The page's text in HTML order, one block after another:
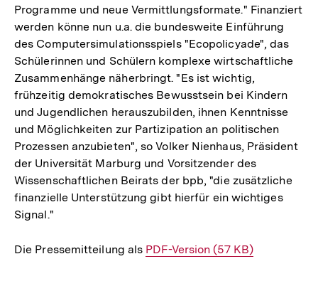
Programme und neue Vermittlungsformate." Finanziert
werden könne nun u.a. die bundesweite Einführung
des Computersimulationsspiels "Ecopolicyade", das
Schülerinnen und Schülern komplexe wirtschaftliche
Zusammenhänge näherbringt. "Es ist wichtig,
frühzeitig demokratisches Bewusstsein bei Kindern
und Jugendlichen herauszubilden, ihnen Kenntnisse
und Möglichkeiten zur Partizipation an politischen
Prozessen anzubieten", so Volker Nienhaus, Präsident
der Universität Marburg und Vorsitzender des
Wissenschaftlichen Beirats der bpb, "die zusätzliche
finanzielle Unterstützung gibt hierfür ein wichtiges
Signal."
Die Pressemitteilung als Interner
PDF-Version (57 KB)